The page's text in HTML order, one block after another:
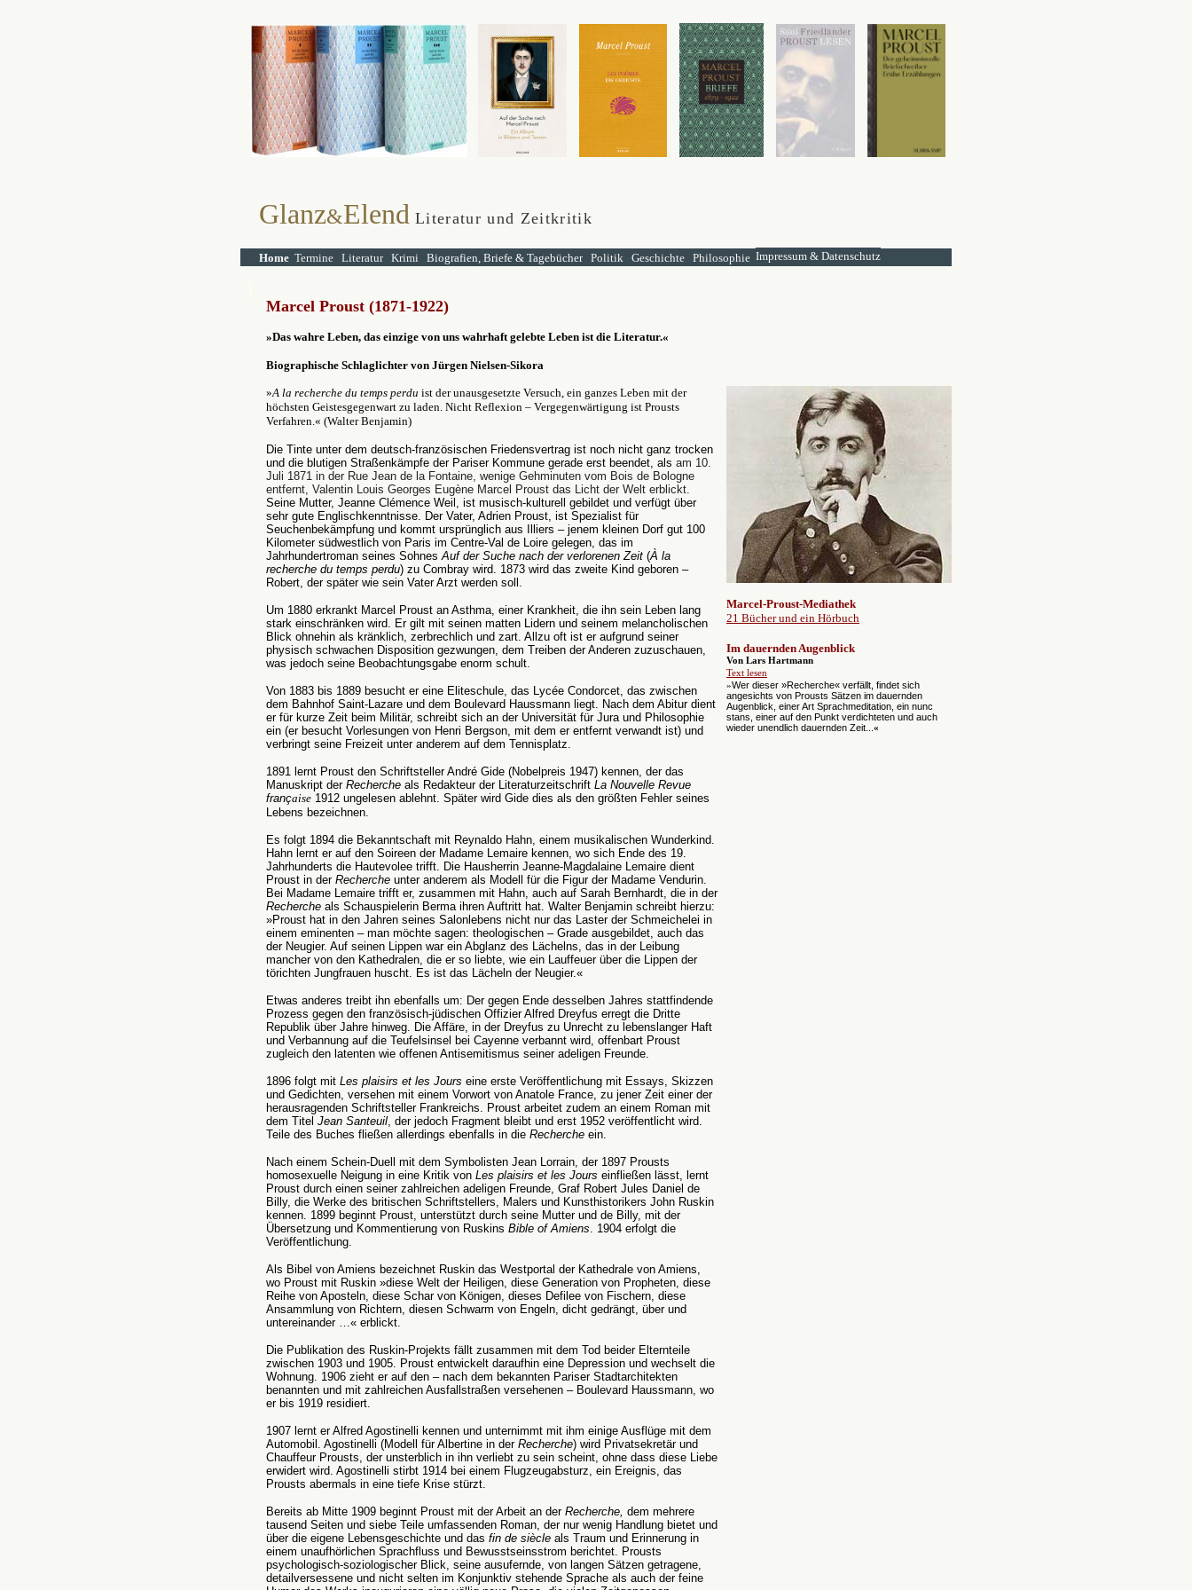
Glanz&Elend Literatur und Zeitkritik
Home Termine Literatur Krimi Biografien, Briefe & Tagebücher Politik Geschichte Philosophie Impressum & Datenschutz
Marcel Proust (1871-1922)
»Das wahre Leben, das einzige von uns wahrhaft gelebte Leben ist die Literatur.«
Biographische Schlaglichter von Jürgen Nielsen-Sikora
»A la recherche du temps perdu ist der unausgesetzte Versuch, ein ganzes Leben mit der
höchsten Geistesgegenwart zu laden. Nicht Reflexion – Vergegenwärtigung ist Prousts
Verfahren.« (Walter Benjamin)
Die Tinte unter dem deutsch-französischen Friedensvertrag ist noch nicht ganz trocken
und die blutigen Straßenkämpfe der Pariser Kommune gerade erst beendet, als am 10.
Juli 1871 in der Rue Jean de la Fontaine, wenige Gehminuten vom Bois de Bologne
entfernt, Valentin Louis Georges Eugène Marcel Proust das Licht der Welt erblickt.
Seine Mutter, Jeanne Clémence Weil, ist musisch-kulturell gebildet und verfügt über
sehr gute Englischkenntnisse. Der Vater, Adrien Proust, ist Spezialist für
Seuchenbekämpfung und kommt ursprünglich aus Illiers – jenem kleinen Dorf gut 100
Kilometer südwestlich von Paris im Centre-Val de Loire gelegen, das im
Jahrhundertroman seines SohnesAuf der Suche nach der verlorenen Zeit (À la
recherche du temps perdu) zu Combray wird. 1873 wird das zweite Kind geboren –
Robert, der später wie sein Vater Arzt werden soll.
Um 1880 erkrankt Marcel Proust an Asthma, einer Krankheit, die ihn sein Leben lang
stark einschränken wird. Er gilt mit seinen matten Lidern und seinem melancholischen
Blick ohnehin als kränklich, zerbrechlich und zart. Allzu oft ist er aufgrund seiner
physisch schwachen Disposition gezwungen, dem Treiben der Anderen zuzuschauen,
was jedoch seine Beobachtungsgabe enorm schult.
Von 1883 bis 1889 besucht er eine Eliteschule, das Lycée Condorcet, das zwischen
dem Bahnhof Saint-Lazare und dem Boulevard Haussmann liegt. Nach dem Abitur dient
er für kurze Zeit beim Militär, schreibt sich an der Universität für Jura und Philosophie
ein (er besucht Vorlesungen von Henri Bergson, mit dem er entfernt verwandt ist) und
verbringt seine Freizeit unter anderem auf dem Tennisplatz.
1891 lernt Proust den Schriftsteller André Gide (Nobelpreis 1947) kennen, der das
Manuskript der Recherche als Redakteur der Literaturzeitschrift La Nouvelle Revue
française 1912 ungelesen ablehnt. Später wird Gide dies als den größten Fehler seines
Lebens bezeichnen.
Es folgt 1894 die Bekanntschaft mit Reynaldo Hahn, einem musikalischen Wunderkind.
Hahn lernt er auf den Soireen der Madame Lemaire kennen, wo sich Ende des 19.
Jahrhunderts die Hautevolee trifft. Die Hausherrin Jeanne-Magdalaine Lemaire dient
Proust in der Recherche unter anderem als Modell für die Figur der Madame Vendurin.
Bei Madame Lemaire trifft er, zusammen mit Hahn, auch auf Sarah Bernhardt, die in der
Recherche als Schauspielerin Berma ihren Auftritt hat. Walter Benjamin schreibt hierzu:
»Proust hat in den Jahren seines Salonlebens nicht nur das Laster der Schmeichelei in
einem eminenten – man möchte sagen: theologischen – Grade ausgebildet, auch das
der Neugier. Auf seinen Lippen war ein Abglanz des Lächelns, das in der Leibung
mancher von den Kathedralen, die er so liebte, wie ein Lauffeuer über die Lippen der
törichten Jungfrauen huscht. Es ist das Lächeln der Neugier.«
Etwas anderes treibt ihn ebenfalls um: Der gegen Ende desselben Jahres stattfindende
Prozess gegen den französisch-jüdischen Offizier Alfred Dreyfus erregt die Dritte
Republik über Jahre hinweg. Die Affäre, in der Dreyfus zu Unrecht zu lebenslanger Haft
und Verbannung auf die Teufelsinsel bei Cayenne verbannt wird, offenbart Proust
zugleich den latenten wie offenen Antisemitismus seiner adeligen Freunde.
1896 folgt mit Les plaisirs et les Jours eine erste Veröffentlichung mit Essays, Skizzen
und Gedichten, versehen mit einem Vorwort von Anatole France, zu jener Zeit einer der
herausragenden Schriftsteller Frankreichs. Proust arbeitet zudem an einem Roman mit
dem Titel Jean Santeuil, der jedoch Fragment bleibt und erst 1952 veröffentlicht wird.
Teile des Buches fließen allerdings ebenfalls in die Recherche ein.
Nach einem Schein-Duell mit dem Symbolisten Jean Lorrain, der 1897 Prousts
homosexuelle Neigung in eine Kritik von Les plaisirs et les Jours einfließen lässt, lernt
Proust durch einen seiner zahlreichen adeligen Freunde, Graf Robert Jules Daniel de
Billy, die Werke des britischen Schriftstellers, Malers und Kunsthistorikers John Ruskin
kennen. 1899 beginnt Proust, unterstützt durch seine Mutter und de Billy, mit der
Übersetzung und Kommentierung von Ruskins Bible of Amiens. 1904 erfolgt die
Veröffentlichung.
Als Bibel von Amiens bezeichnet Ruskin das Westportal der Kathedrale von Amiens,
wo Proust mit Ruskin »diese Welt der Heiligen, diese Generation von Propheten, diese
Reihe von Aposteln, diese Schar von Königen, dieses Defilee von Fischern, diese
Ansammlung von Richtern, diesen Schwarm von Engeln, dicht gedrängt, über und
untereinander …« erblickt.
Die Publikation des Ruskin-Projekts fällt zusammen mit dem Tod beider Elternteile
zwischen 1903 und 1905. Proust entwickelt daraufhin eine Depression und wechselt die
Wohnung. 1906 zieht er auf den – nach dem bekannten Pariser Stadtarchitekten
benannten und mit zahlreichen Ausfallstraßen versehenen – Boulevard Haussmann, wo
er bis 1919 residiert.
1907 lernt er Alfred Agostinelli kennen und unternimmt mit ihm einige Ausflüge mit dem
Automobil. Agostinelli (Modell für Albertine in der Recherche) wird Privatsekretär und
Chauffeur Prousts, der unsterblich in ihn verliebt zu sein scheint, ohne dass diese Liebe
erwidert wird. Agostinelli stirbt 1914 bei einem Flugzeugabsturz, ein Ereignis, das
Prousts abermals in eine tiefe Krise stürzt.
Bereits ab Mitte 1909 beginnt Proust mit der Arbeit an der Recherche, dem mehrere
tausend Seiten und siebe Teile umfassenden Roman, der nur wenig Handlung bietet und
über die eigene Lebensgeschichte und das fin de siècle als Traum und Erinnerung in
einem unaufhörlichen Sprachfluss und Bewusstseinsstrom berichtet. Prousts
psychologisch-soziologischer Blick, seine ausufernde, von langen Sätzen getragene,
detailversessene und nicht selten im Konjunktiv stehende Sprache als auch der feine
Marcel-Proust-Mediathek
21 Bücher und ein Hörbuch
Im dauernden Augenblick
Von Lars Hartmann
Text lesen
»Wer dieser »Recherche« verfällt, findet sich
angesichts von Prousts Sätzen im dauernden
Augenblick, einer Art Sprachmeditation, ein nunc
stans, einer auf den Punkt verdichteten und auch
wieder unendlich dauernden Zeit... «